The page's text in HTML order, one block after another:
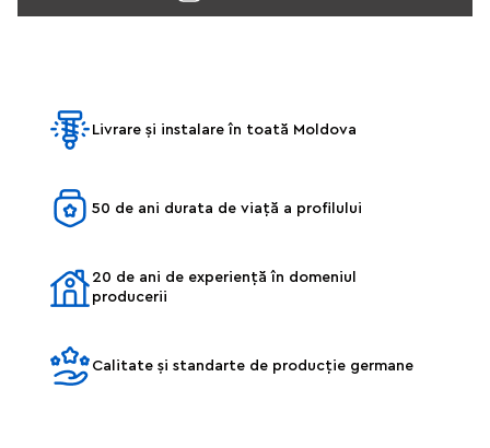
Livrare și instalare în toată Moldova
50 de ani durata de viață a profilului
20 de ani de experiență în domeniul
producerii
Calitate și standarte de producție germane